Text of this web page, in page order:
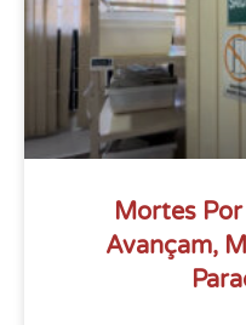
Mortes
Avançam,